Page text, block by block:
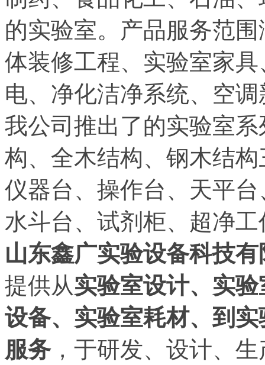
的实验室。产品服务范
体装修工程、实验室家
电、净化洁净系统、空
我公司推出了的实验室
构、全木结构、钢木结
仪器台、操作台、天平
水斗台、试剂柜、超净
山东鑫广实验设备科技
提供从实验室设计、实
设备、实验室耗材、到
服务，于研发、设计、